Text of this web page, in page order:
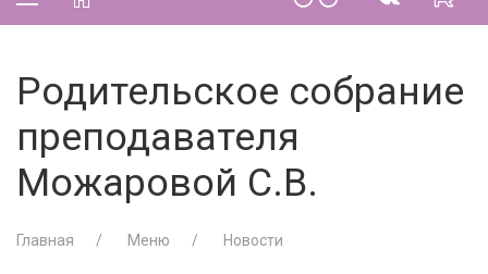
Родительское собрание
преподавателя
Можаровой С.В.
Главная Меню Новости